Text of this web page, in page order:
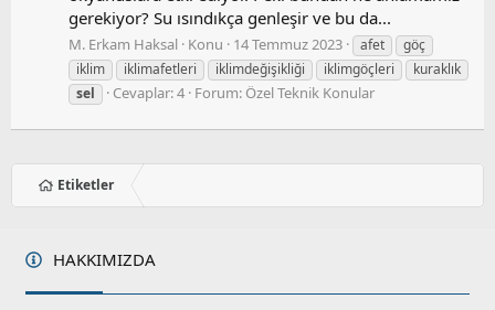
gerekiyor? Su ısındıkça genleşir ve bu da...
M. Erkam Haksal Konu 14 Temmuz 2023 afet
göç
iklim
iklimafetleri iklimdeğişikliği iklimgöçleri
kuraklık
sel
Cevaplar: 4 Forum: Özel Teknik Konular
Etiketler
HAKKIMIZDA